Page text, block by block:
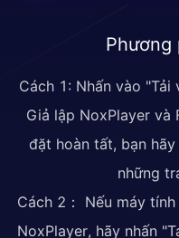
Phương
Cách 1: Nhấn vào
Giả lập NoxPlayer và
đặt hoàn tất, bạn
những
Cách 2： Nếu máy
NoxPlayer, hãy nhấn